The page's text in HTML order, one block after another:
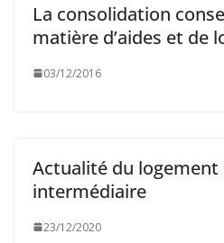
La consolidation
matière d’aides et de
03/12/2016
Actualité du
intermédiaire
23/12/2020